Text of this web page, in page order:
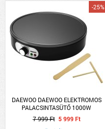
DAEWOO DAEWOO ELEKTROMOS
PALACSINTASÜTŐ 1000W
-25%
7 999 Ft 5 999 Ft